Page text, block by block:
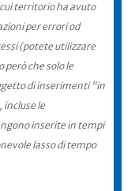
territorio ha avuto
per errori od
(potete utilizzare
però che solo le
di inserimenti "in
incluse le
inserite in tempi
lasso di tempo